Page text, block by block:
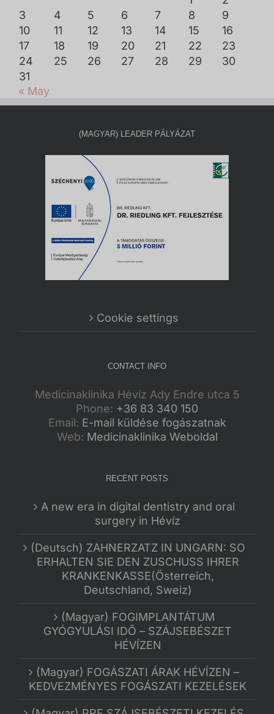
3
4 5 6 7 8
9
10
11 12 13 14 15
16
17
18 19 20 21 22
23
24
25 26 27 28 29
30
31
« May
(MAGYAR) LEADER PÁLYÁZAT
Cookie settings
CONTACT INFO
Medicinaklinika Hévíz Ady Endre utca 5
Phone: +36 83 340 150
Email: E-mail küldése fogászatnak
Web: Medicinaklinika Weboldal
RECENT POSTS
A new era in digital dentistry and oral
surgery in Hévíz
(Deutsch) ZAHNERZATZ IN UNGARN: SO
ERHALTEN SIE DEN ZUSCHUSS IHRER
KRANKENKASSE(Österreich,
Deutschland, Sweiz)
(Magyar) FOGIMPLANTÁTUM
GYÓGYULÁSI IDŐ – SZÁJSEBÉSZET
HÉVÍZEN
(Magyar) FOGÁSZATI ÁRAK HÉVÍZEN –
KEDVEZMÉNYES FOGÁSZATI KEZELÉSEK